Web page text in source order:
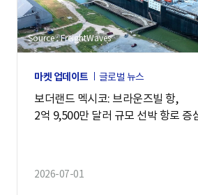
Source : FreightWaves
마켓 업데이트 글로벌 뉴스
보더랜드 멕시코: 브라운즈빌 항,
2억 9,500만 달러 규모 선박 항로 증
2026-07-01